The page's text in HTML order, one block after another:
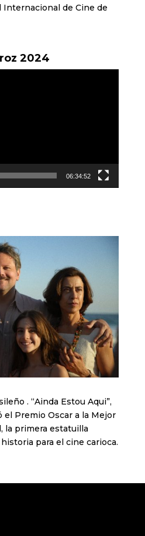
Internacional de Cine de
2024
06:34:52
. “Ainda Estou Aqui”,
el Premio Oscar a la Mejor
la primera estatuilla
para el cine carioca.